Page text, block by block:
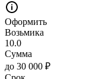
Оформить
Возьмика
10.0
Сумма
до 30 000 ₽